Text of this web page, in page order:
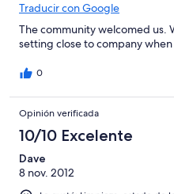
Traducir con Google
The community welcomed us.
setting close to company
0
Opinión verificada
10/10 Excelente
Dave
8 nov. 2012